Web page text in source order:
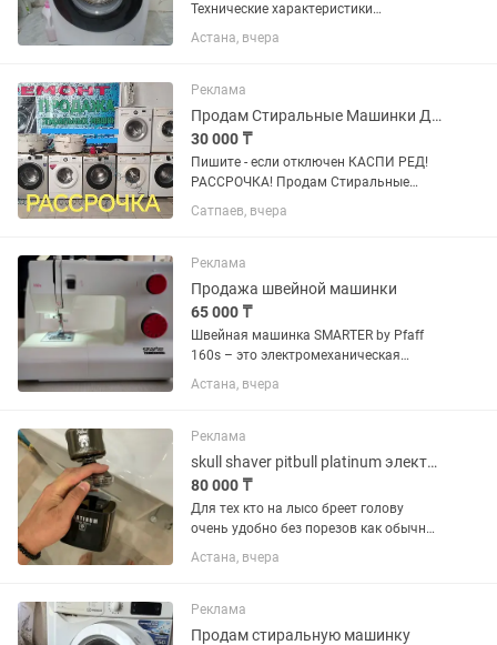
Технические характеристики
Максимальная загрузка: 7 кг Скорость
отжима: до 1200 об/мин (класс отжима
стабильная работа) Уровень...
Астана, вчера
Реклама
Продам Стиральные Машинки Доставка-Горантия-Рассрочка !
30 000 ₸
Пишите - если отключен КАСПИ РЕД!
РАССРОЧКА! Продам Стиральные
Машинки LG-SAMSUNG от 3до8 кг
Бесплатная Доставка-гарантия.
Капитального ремонта, Замена...
Сатпаев, вчера
Реклама
Продажа швейной машинки
65 000 ₸
Швейная машинка SMARTER by Pfaff
160s – это электромеханическая
модель для бытового использования,
отличающаяся простотой управления
швейных операций, включая...
Астана, вчера
Реклама
skull shaver pitbull platinum электронная бритва машинка электрическая
80 000 ₸
Для тех кто на лысо бреет голову
очень удобно без порезов как обычных
лезвий. skull shaver pitbull platinum б/у
бритва электричеакая —-/ Подарили
лезвием обычным...
Астана, вчера
Реклама
Продам стиральную машинку